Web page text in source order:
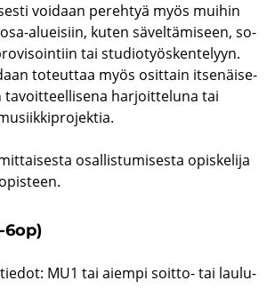
voi­daan pe­reh­tyä myös mui­hin
​alueisiin, kuten sä­vel­tä­mi­seen, so­
tai stu­dio­työs­ken­te­lyyn.
to­teut­taa myös osit­tain it­se­näi­se­
ta­voit­teel­li­se­na har­joit­te­lu­na tai
osal­lis­tu­mi­ses­ta opis­ke­li­ja
6op)
MU1 tai ai­em­pi soitto-​ tai lau­lu­